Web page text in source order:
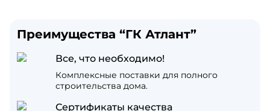
Преимущества “ГК Атлант”
Все, что необходимо!
Комплексные поставки для полного
строительства дома.
Сертификаты качества